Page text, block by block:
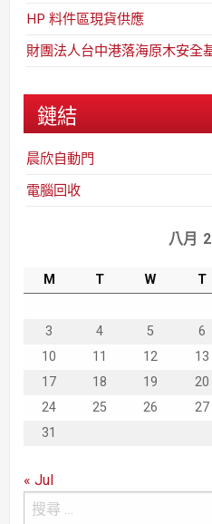
HP 料件區現貨供應
財團法人台中港落海原木安全
鏈結
晨欣自動門
電腦回收
八月
M T W T
3
4 5 6
10
11 12 13
17
18 19 20
24
25 26 27
31
« Jul